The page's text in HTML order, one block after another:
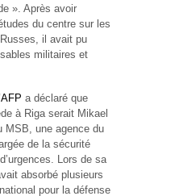
». Après avoir
du centre sur les
il avait pu
militaires et
a déclaré que
à Riga serait Mikael
MSB, une agence du
de la sécurité
Lors de sa
absorbé plusieurs
pour la défense